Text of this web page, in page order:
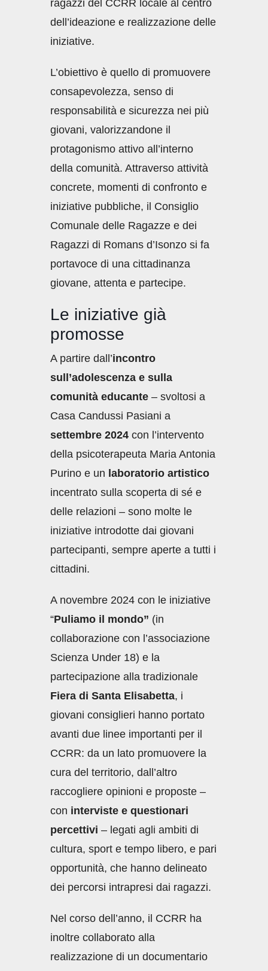
ragazzi del CCRR locale al centro
dell’ideazione e realizzazione delle
iniziative.
L’obiettivo è quello di promuovere
consapevolezza, senso di
responsabilità e sicurezza nei più
giovani, valorizzandone il
protagonismo attivo all’interno
della comunità. Attraverso attività
concrete, momenti di confronto e
iniziative pubbliche, il Consiglio
Comunale delle Ragazze e dei
Ragazzi di Romans d’Isonzo si fa
portavoce di una cittadinanza
giovane, attenta e partecipe.
Le iniziative già
promosse
A partire dall’incontro
sull’adolescenza e sulla
comunità educante – svoltosi a
Casa Candussi Pasiani a
settembre 2024 con l’intervento
della psicoterapeuta Maria Antonia
Purino e un laboratorio artistico
incentrato sulla scoperta di sé e
delle relazioni – sono molte le
iniziative introdotte dai giovani
partecipanti, sempre aperte a tutti i
cittadini.
A novembre 2024 con le iniziative
“Puliamo il mondo” (in
collaborazione con l’associazione
Scienza Under 18) e la
partecipazione alla tradizionale
Fiera di Santa Elisabetta, i
giovani consiglieri hanno portato
avanti due linee importanti per il
CCRR: da un lato promuovere la
cura del territorio, dall’altro
raccogliere opinioni e proposte –
con interviste e questionari
percettivi – legati agli ambiti di
cultura, sport e tempo libero, e pari
opportunità, che hanno delineato
dei percorsi intrapresi dai ragazzi.
Nel corso dell’anno, il CCRR ha
inoltre collaborato alla
realizzazione di un documentario